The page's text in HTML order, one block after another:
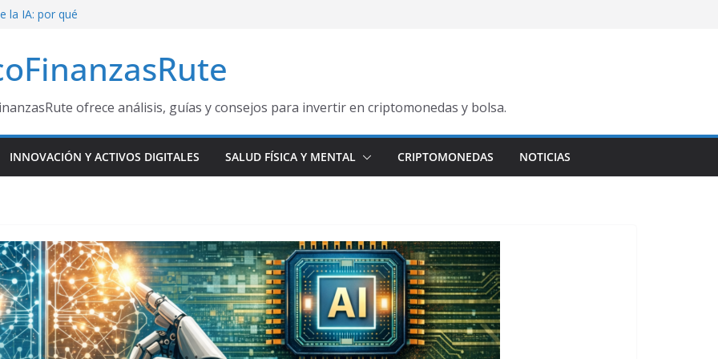
la IA: por qué
el Mundial
ganadoras
Oportunidad
miles de
ofrece análisis, guías y consejos para invertir en criptomonedas y bolsa.
INNOVACIÓN Y ACTIVOS DIGITALES SALUD FÍSICA Y MENTAL CRIPTOMONEDAS NOTICIAS